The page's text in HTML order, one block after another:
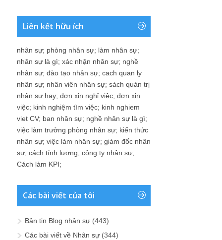
Liên kết hữu ích
nhân sự; phòng nhân sự; làm nhân sự;
nhân sự là gì; xác nhận nhân sự; nghề
nhân sự; đào tạo nhân sự; cach quan ly
nhân sự; nhân viên nhân sự; sách quản trị
nhân sự hay; đơn xin nghỉ việc; đơn xin
việc; kinh nghiệm tìm việc; kinh nghiem
viet CV; ban nhân sự; nghề nhân sự là gì;
việc làm trưởng phòng nhân sự; kiến thức
nhân sự; việc làm nhân sự; giám đốc nhân
sự; cách tính lương; công ty nhân sự;
Cách làm KPI;
Các bài viết của tôi
Bản tin Blog nhân sự (443)
Các bài viết về Nhân sự (344)